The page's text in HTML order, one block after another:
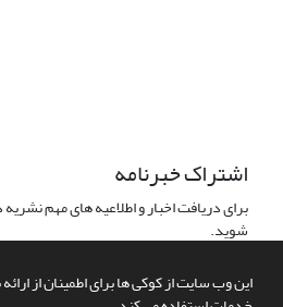
این وب سایت از کوکی ها برای اطمینان از
اشتراک خبرنامه
برای دریافت اخبار و اطلاعیه های مهم
شوید.